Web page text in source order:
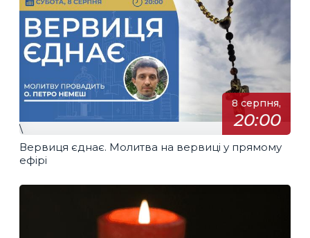
8 серпня,
20:00
\
Вервиця єднає. Молитва на вервиці у прямому
ефірі